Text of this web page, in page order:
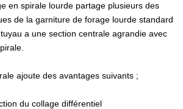
en spirale lourde partage plusieurs des
de la garniture de forage lourde standard
a une section centrale agrandie avec
ajoute des avantages suivants ;
du collage différentiel